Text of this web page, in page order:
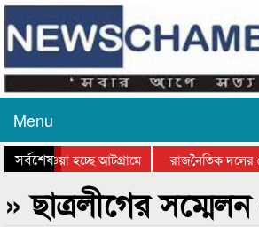
Menu
সর্বশেষ
যাওয়া হচ্ছে আটগ্রামে
রাজনৈতিক দলের
পুরস্কার বিতরণ সম্পন্ন
সিলেটে
» ছাত্রলীগের